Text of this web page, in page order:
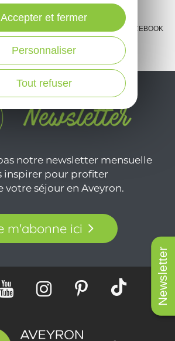
Newsletter
FACEBOOK
notre newsletter mensuelle
inspirer pour profiter
séjour en Aveyron.
m'abonne ici
Tout refuser
Personnaliser
Accepter et fermer